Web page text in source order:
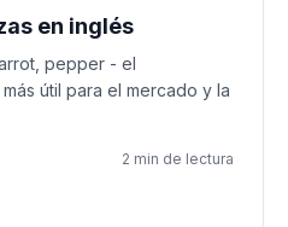
en inglés
pepper - el
útil para el mercado y la
2 min de lectura